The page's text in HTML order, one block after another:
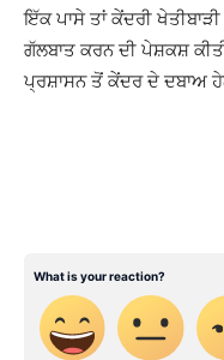
ਇੱਕ ਪਾਸੇ ਤਾਂ ਕੇਂਦਰੀ
ਗੱਲਬਾਤ ਕਰਨ ਦੀ ਪੇਸ਼ਕਸ਼
ਪ੍ਰਸ਼ਾਸਨ ਤੋਂ ਕੇਂਦਰ ਦੇ ਦਬਾਅ